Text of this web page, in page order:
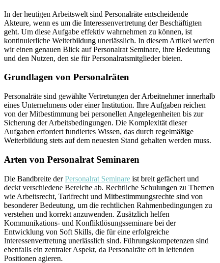
In der heutigen Arbeitswelt sind Personalräte entscheidende
Akteure, wenn es um die Interessenvertretung der Beschäftigten
geht. Um diese Aufgabe effektiv wahrnehmen zu können, ist
kontinuierliche Weiterbildung unerlässlich. In diesem Artikel werfen
wir einen genauen Blick auf Personalrat Seminare, ihre Bedeutung
und den Nutzen, den sie für Personalratsmitglieder bieten.
Grundlagen von Personalräten
Personalräte sind gewählte Vertretungen der Arbeitnehmer innerhalb
eines Unternehmens oder einer Institution. Ihre Aufgaben reichen
von der Mitbestimmung bei personellen Angelegenheiten bis zur
Sicherung der Arbeitsbedingungen. Die Komplexität dieser
Aufgaben erfordert fundiertes Wissen, das durch regelmäßige
Weiterbildung stets auf dem neuesten Stand gehalten werden muss.
Arten von Personalrat Seminaren
Die Bandbreite derPersonalrat Seminare ist breit gefächert und
deckt verschiedene Bereiche ab. Rechtliche Schulungen zu Themen
wie Arbeitsrecht, Tarifrecht und Mitbestimmungsrechte sind von
besonderer Bedeutung, um die rechtlichen Rahmenbedingungen zu
verstehen und korrekt anzuwenden. Zusätzlich helfen
Kommunikations- und Konfliktlösungsseminare bei der
Entwicklung von Soft Skills, die für eine erfolgreiche
Interessenvertretung unerlässlich sind. Führungskompetenzen sind
ebenfalls ein zentraler Aspekt, da Personalräte oft in leitenden
Positionen agieren.